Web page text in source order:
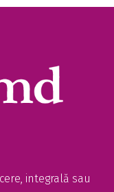
integrală sau